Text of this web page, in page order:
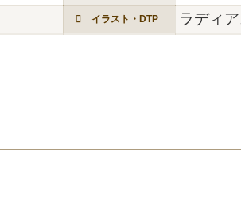
イラスト・DTP ラディ